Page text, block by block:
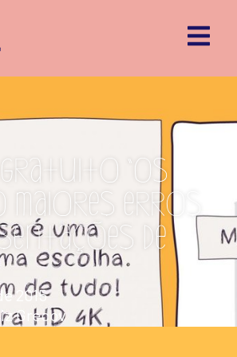
“Os
maiores erros
de
2015
Grecov